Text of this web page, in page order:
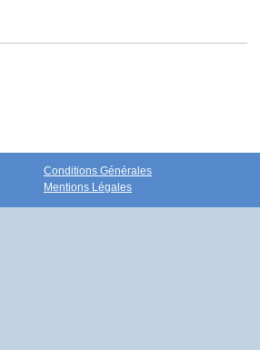
Conditions Générales
Mentions Légales